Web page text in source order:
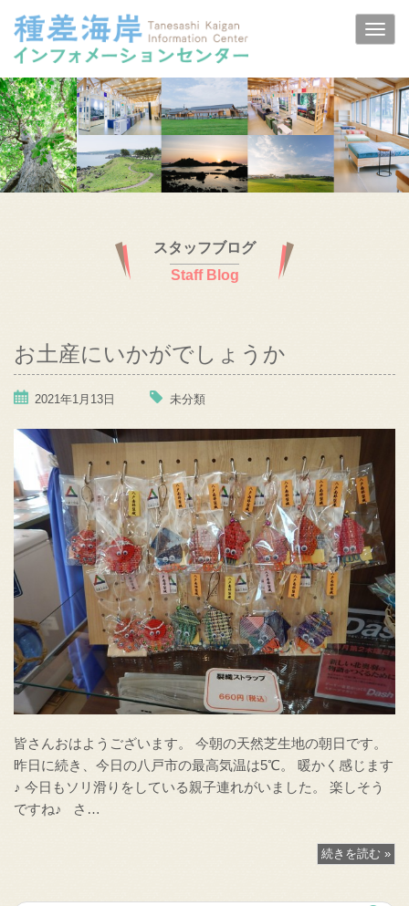
スタッフブログ
Staff Blog
お土産にいかがでしょうか
2021年1月13日 未分類
皆さんおはようございます。 今朝の天然芝生地の朝日です。
昨日に続き、今日の八戸市の最高気温は5℃。 暖かく感じます
♪ 今日もソリ滑りをしている親子連れがいました。 楽しそう
ですね♪ さ…
続きを読む »